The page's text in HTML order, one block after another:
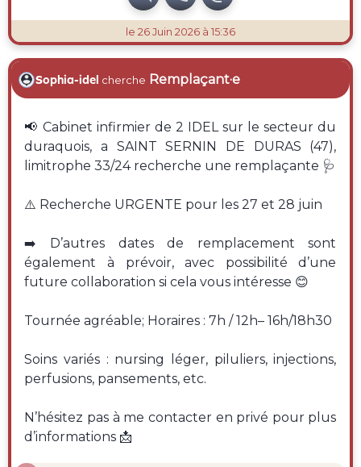
le 26 Juin 2026 à 15:36
Sophia-idel cherche Remplaçant·e
📢 Cabinet infirmier de 2 IDEL sur le secteur du
duraquois, a SAINT SERNIN DE DURAS (47),
limitrophe 33/24 recherche une remplaçante 🩺
⚠️ Recherche URGENTE pour les 27 et 28 juin
➡️ D’autres dates de remplacement sont
également à prévoir, avec possibilité d’une
future collaboration si cela vous intéresse 😊
Tournée agréable; Horaires : 7h / 12h– 16h/18h30
Soins variés : nursing léger, piluliers, injections,
perfusions, pansements, etc.
N’hésitez pas à me contacter en privé pour plus
d’informations 📩